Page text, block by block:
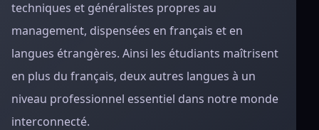
techniques et généralistes propres au
management, dispensées en français et en
langues étrangères. Ainsi les étudiants maîtrisent
en plus du français, deux autres langues à un
niveau professionnel essentiel dans notre monde
interconnecté.